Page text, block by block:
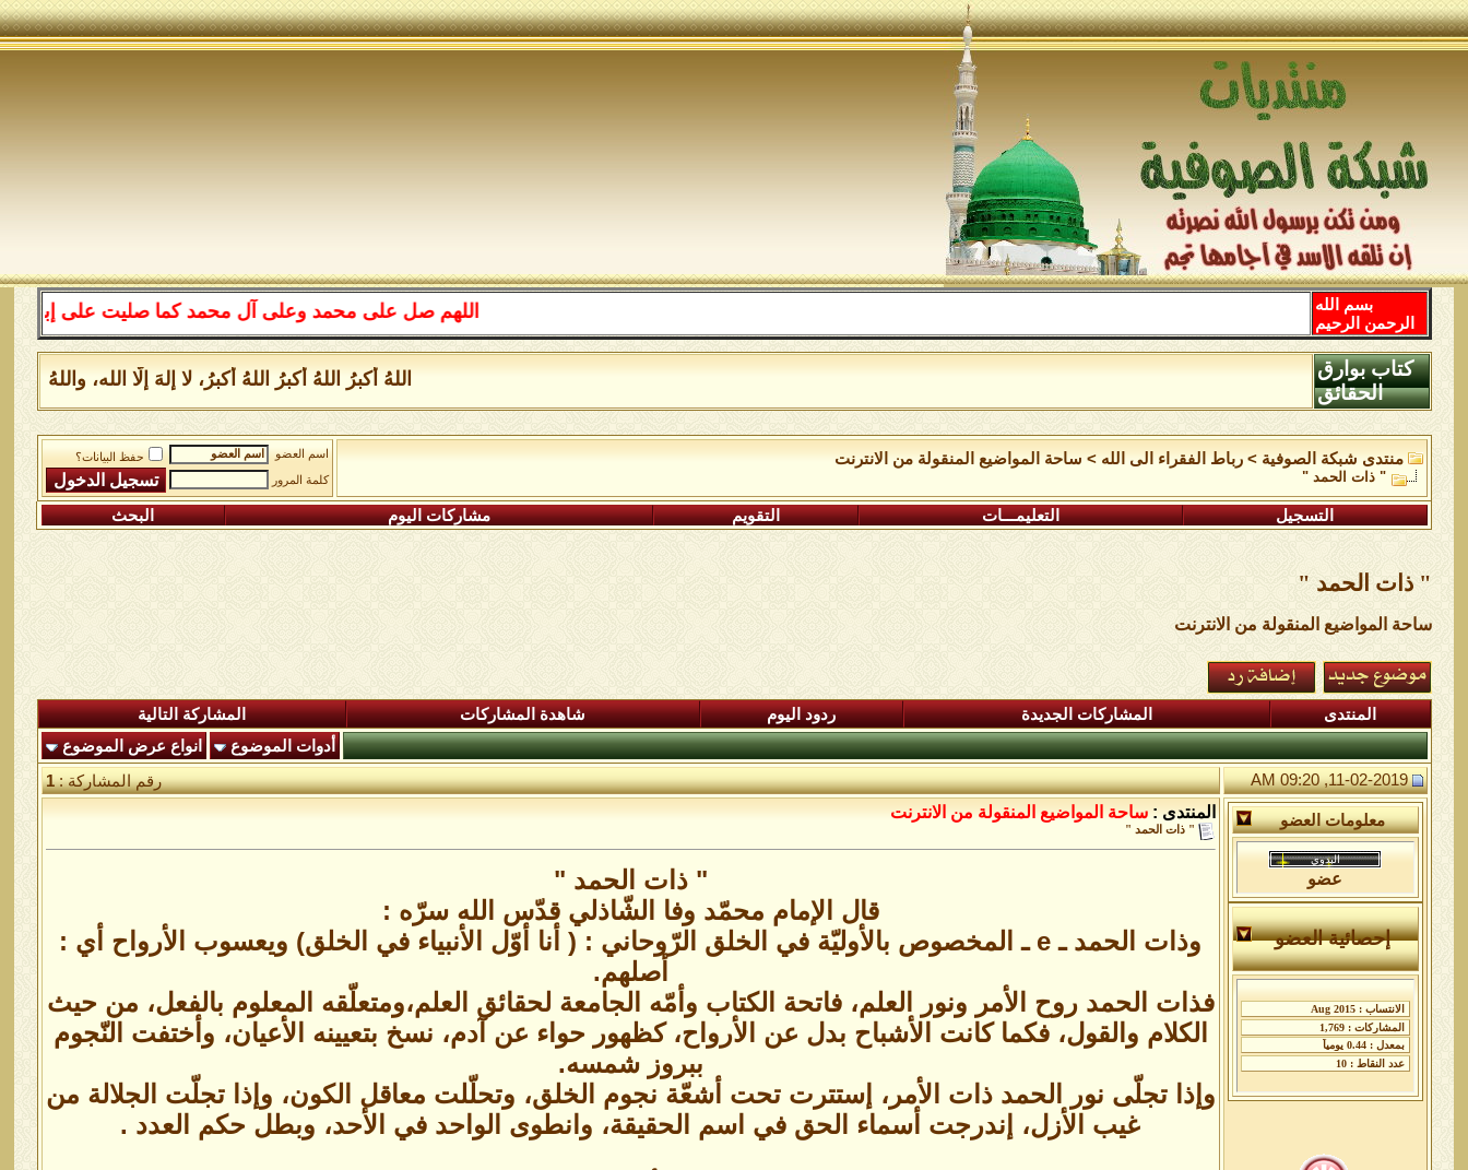
اللهم صل على محمد وعلى آل محمد كما صليت على إبراهيم وعلى
بسم الله
الرحمن الرحيم
اللهُ أكبرُ اللهُ أكبرُ اللهُ أكبرُ، لا إلهَ إلَّا الله، واللهُ
كتاب بوارق
الحقائق
منتدى شبكة الصوفية >رباط الفقراء الى الله > ساحة المواضيع المنقولة من الانترنت
" ذات الحمد "
اسم العضو
حفظ البيانات؟
كلمة المرور
التسجيل التعليمـــات التقويم مشاركات اليوم البحث
" ذات الحمد "
ساحة المواضيع المنقولة من الانترنت
المنتدى المشاركات الجديدة ردود اليوم شاهدة المشاركات
المشاركة التالية
أدوات الموضوع
انواع عرض الموضوع
11-02-2019, 09:20 AM
رقم المشاركة :1
معلومات العضو
عضو
إحصائية العضو
المنتدى : ساحة المواضيع المنقولة من الانترنت
" ذات الحمد "
" ذات الحمد "
قال الإمام محمّد وفا الشّاذلي قدّس الله سرّه :
وذات الحمد ـ e ـ المخصوص بالأوليّة في الخلق الرّوحاني : ( أنا أوّل الأنبياء في الخلق) ويعسوب الأرواح أي :
أصلهم.
فذات الحمد روح الأمر ونور العلم، فاتحة الكتاب وأمّه الجامعة لحقائق العلم،ومتعلّقه المعلوم بالفعل، من حيث
الكلام والقول، فكما كانت الأشباح بدل عن الأرواح، كظهور حواء عن آدم، نسخ بتعيينه الأعيان، وأختفت النّجوم
ببروز شمسه.
وإذا تجلّى نور الحمد ذات الأمر، إستترت تحت أشعّة نجوم الخلق، وتحلّلت معاقل الكون، وإذا تجلّت الجلالة من
غيب الأزل، إندرجت أسماء الحق في اسم الحقيقة، وانطوى الواحد في الأحد، وبطل حكم العدد .